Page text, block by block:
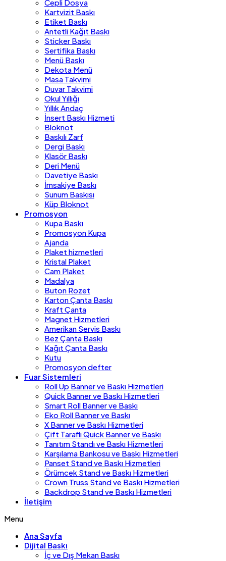
Cepli Dosya
Kartvizit Baskı
Etiket Baskı
Antetli Kağıt Baskı
Sticker Baskı
Sertifika Baskı
Menü Baskı
Dekota Menü
Masa Takvimi
Duvar Takvimi
Okul Yıllığı
Yıllık Andaç
İnsert Baskı Hizmeti
Bloknot
Baskılı Zarf
Dergi Baskı
Klasör Baskı
Deri Menü
Davetiye Baskı
İmsakiye Baskı
Sunum Baskısı
Küp Bloknot
Promosyon
Kupa Baskı
Promosyon Kupa
Ajanda
Plaket hizmetleri
Kristal Plaket
Cam Plaket
Madalya
Buton Rozet
Karton Çanta Baskı
Kraft Çanta
Magnet Hizmetleri
Amerikan Servis Baskı
Bez Çanta Baskı
Kağıt Çanta Baskı
Kutu
Promosyon defter
Fuar Sistemleri
Roll Up Banner ve Baskı Hizmetleri
Quick Banner ve Baskı Hizmetleri
Smart Roll Banner ve Baskı
Eko Roll Banner ve Baskı
X Banner ve Baskı Hizmetleri
Çift Taraflı Quick Banner ve Baskı
Tanıtım Standı ve Baskı Hizmetleri
Karşılama Bankosu ve Baskı Hizmetleri
Panset Stand ve Baskı Hizmetleri
Örümcek Stand ve Baskı Hizmetleri
Crown Truss Stand ve Baskı Hizmetleri
Backdrop Stand ve Baskı Hizmetleri
İletişim
Menu
Ana Sayfa
Dijital Baskı
İç ve Dış Mekan Baskı